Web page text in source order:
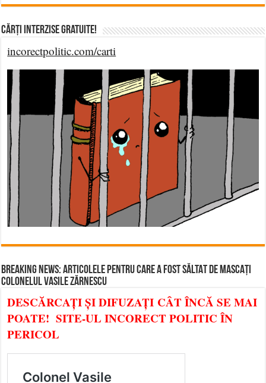
Cărți Interzise Gratuite!
incorectpolitic.com/carti
BREAKING NEWS: ARTICOLELE PENTRU CARE A FOST SĂLTAT DE MASCAȚI
COLONELUL VASILE ZĂRNESCU
DESCĂRCAȚI ȘI DIFUZAȚI CÂT ÎNCĂ SE MAI
POATE! SITE-UL INCORECT POLITIC ÎN
PERICOL